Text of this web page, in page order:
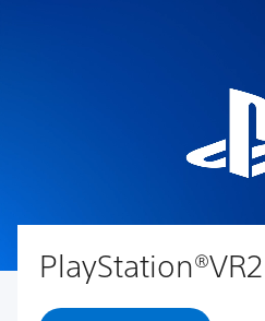
PlayStation®VR2